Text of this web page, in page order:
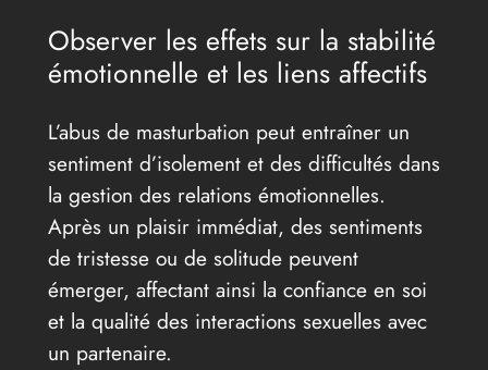
Observer les effets sur la stabilité
émotionnelle et les liens affectifs
L’abus de masturbation peut entraîner un
sentiment d’isolement et des difficultés dans
la gestion des relations émotionnelles.
Après un plaisir immédiat, des sentiments
de tristesse ou de solitude peuvent
émerger, affectant ainsi la confiance en soi
et la qualité des interactions sexuelles avec
un partenaire.